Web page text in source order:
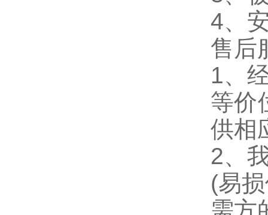
4、
售后
1、
等价
供相
2、
(易